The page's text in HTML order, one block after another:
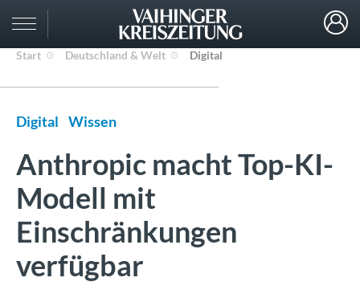
Start Deutschland & Welt Digital
Digital Wissen
Anthropic macht Top-KI-
Modell mit
Einschränkungen
verfügbar